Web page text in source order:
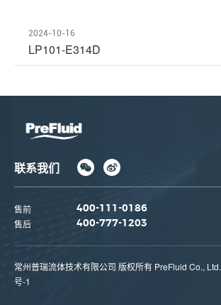
2024-10-16
LP101-E314D
联系我们
售前 400-111-0186
售后 400-777-1203
常州普瑞流体技术有限公司 版权所有 PreFluid Co., Ltd.
号-1